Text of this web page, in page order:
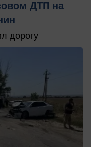
ДТП на
дорогу